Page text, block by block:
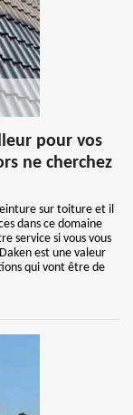
pour vos
ne cherchez
sur toiture et il
dans ce domaine
service si vous vous
est une valeur
qui vont être de